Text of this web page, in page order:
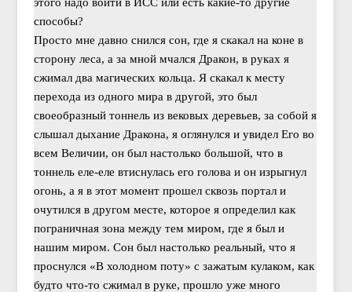
способы?
Просто мне давно снился сон, где я скакал на коне в
сторону леса, а за мной мчался Дракон, в руках я
сжимал два магических кольца. Я скакал к месту
перехода из одного мира в другой, это был
своеобразный тоннель из вековых деревьев, за собой я
слышал дыхание Дракона, я оглянулся и увидел Его во
всем Величии, он был настолько большой, что в
тоннель еле-еле втиснулась его голова и он изрыгнул
огонь, а я в этот момент прошел сквозь портал и
очутился в другом месте, которое я определил как
пограничная зона между тем миром, где я был и
нашим миром. Сон был настолько реальный, что я
проснулся «В холодном поту» с зажатым кулаком, как
будто что-то сжимал в руке, прошло уже много